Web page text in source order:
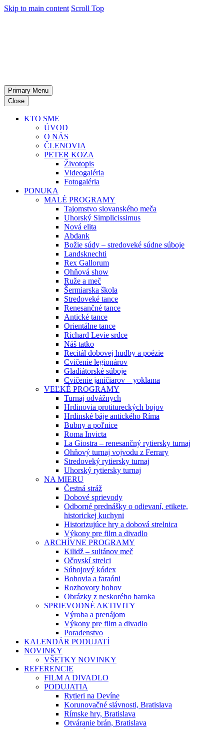
Skip to main content Scroll Top
Primary Menu
Close
KTO SME
ÚVOD
O NÁS
ČLENOVIA
PETER KOZA
Životopis
Videogaléria
Fotogaléria
PONUKA
MALÉ PROGRAMY
Tajomstvo slovanského meča
Uhorský Simplicissimus
Nová elita
Abdank
Božie súdy – stredoveké súdne súboje
Landsknechti
Rex Gallorum
Ohňová show
Ruže a meč
Šermiarska škola
Stredoveké tance
Renesančné tance
Antické tance
Orientálne tance
Richard Levie srdce
Náš tatko
Recitál dobovej hudby a poézie
Cvičenie legionárov
Gladiátorské súboje
Cvičenie janičiarov – yoklama
VEĽKÉ PROGRAMY
Turnaj odvážnych
Hrdinovia protitureckých bojov
Hrdinské báje antického Ríma
Bubny a poľnice
Roma Invicta
La Giostra – renesančný rytiersky turnaj
Ohňový turnaj vojvodu z Ferrary
Stredoveký rytiersky turnaj
Uhorský rytiersky turnaj
NA MIERU
Čestná stráž
Dobové sprievody
Odborné prednášky o odievaní, etikete,
historickej kuchyni
Historizujúce hry a dobová strelnica
Výkony pre film a divadlo
ARCHÍVNE PROGRAMY
Kilidž – sultánov meč
Očovskí strelci
Súbojový kódex
Bohovia a faraóni
Rozhovory bohov
Obrázky z neskorého baroka
SPRIEVODNÉ AKTIVITY
Výroba a prenájom
Výkony pre film a divadlo
Poradenstvo
KALENDÁR PODUJATÍ
NOVINKY
VŠETKY NOVINKY
REFERENCIE
FILM A DIVADLO
PODUJATIA
Rytieri na Devíne
Korunovačné slávnosti, Bratislava
Rímske hry, Bratislava
Otváranie brán, Bratislava